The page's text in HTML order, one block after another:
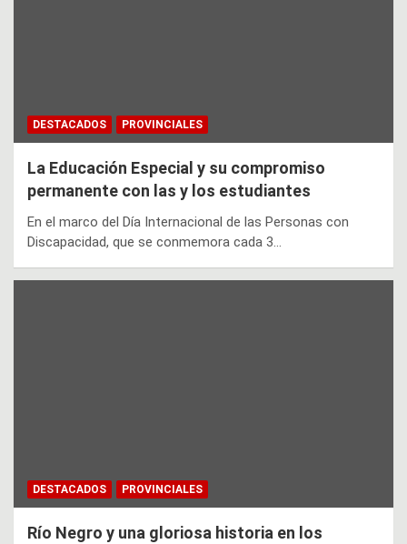
DESTACADOS PROVINCIALES
La Educación Especial y su compromiso
permanente con las y los estudiantes
En el marco del Día Internacional de las Personas con
Discapacidad, que se conmemora cada 3…
DESTACADOS PROVINCIALES
Río Negro y una gloriosa historia en los